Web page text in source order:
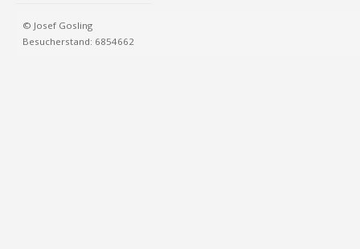
© Josef Gosling
Besucherstand: 6854662